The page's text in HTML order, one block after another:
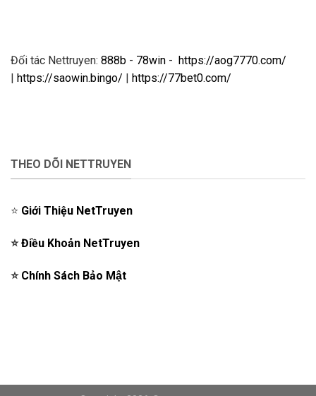
Đối tác Nettruyen: 888b - 78win - https://aog7770.com/
| https://saowin.bingo/ | https://77bet0.com/
THEO DÕI NETTRUYEN
⭐️ Giới Thiệu NetTruyen
⭐️Điều Khoản NetTruyen
⭐️ Chính Sách Bảo Mật